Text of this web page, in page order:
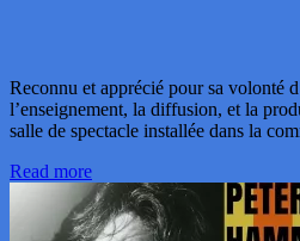
Reconnu et apprécié pour sa volonté
l’enseignement, la diffusion, et la
salle de spectacle installée dans la
Read more